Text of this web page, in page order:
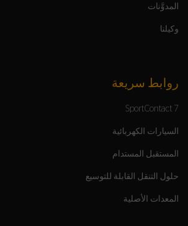
المدوَّنات
وكيلنا
روابط سريعة
SportContact 7
السيارات الكهربائية
المستقبل المستدام
حلول التنقل القابلة للتوسيع
المعدات الأصلية